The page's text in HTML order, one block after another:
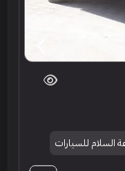
السلام للسيارات